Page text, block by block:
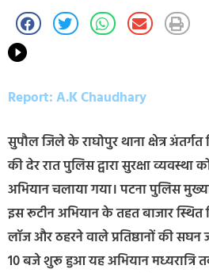
Report: A.K Chaudhary
सुपौल जिले के राघोपुर थाना क्षेत्र
की देर रात पुलिस द्वारा सुरक्षा
अभियान चलाया गया। पटना पुलिस
इस रूटीन अभियान के तहत बाजार स्थित
लॉज और ठहरने वाले प्रतिष्ठानों की
10 बजे शुरू हुआ यह अभियान